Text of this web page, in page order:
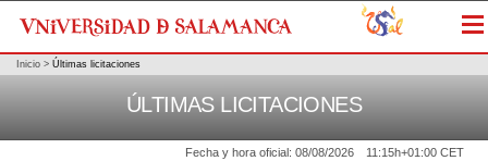
Fecha y hora oficial: 08/08/2026 11:15h+01:00 CET
Inicio > Últimas licitaciones
ÚLTIMAS LICITACIONES